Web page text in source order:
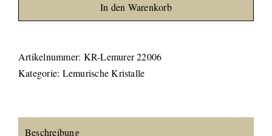
In den Warenkorb
Artikelnummer: KR-Lemurer 22006
Kategorie: Lemurische Kristalle
Beschreibung